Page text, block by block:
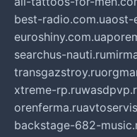
best-radio.com.uaost-
euroshiny.com.ua
searchus-nauti.ru
transgazstroy.ru
xtreme-rp.ru
orenferma.ru
backstage-682-